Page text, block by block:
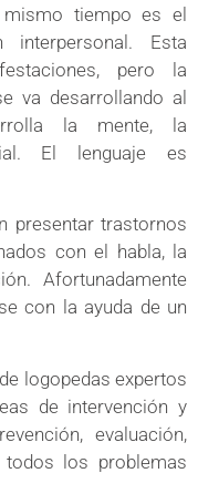
tiempo es el
Esta
pero la
va desarrollando al
la mente, la
El lenguaje es
presentar trastornos
con el habla, la
Afortunadamente
con la ayuda de un
logopedas expertos
de intervención y
evaluación,
los problemas